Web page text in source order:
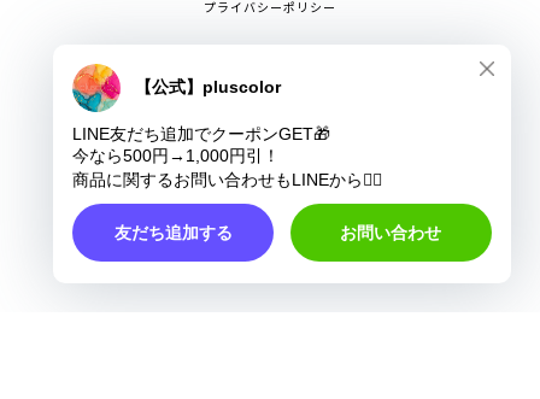
プライバシーポリシー